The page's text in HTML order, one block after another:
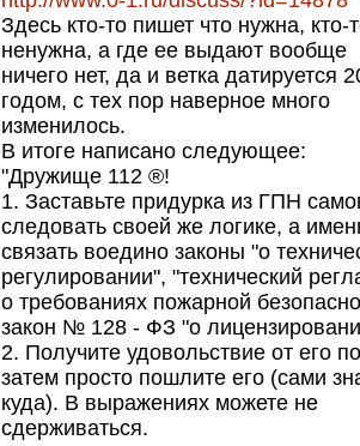
Здесь кто-то пишет что нужна, кто-
ненужна, а где ее выдают вообще
ничего нет, да и ветка датируется
годом, с тех пор наверное много
изменилось.
В итоге написано следующее:
"Дружище 112 ®!
1. Заставьте придурка из ГПН
следовать своей же логике, а
связать воедино законы "о
регулировании", "технический
о требованиях пожарной
закон № 128 - ФЗ "о
2. Получите удовольствие от его
затем просто пошлите его (сами
куда). В выражениях можете не
сдерживаться.